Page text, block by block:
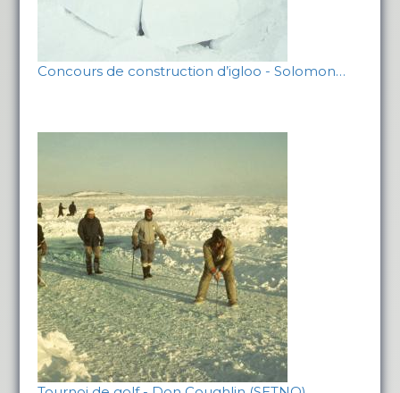
Concours de construction d’igloo - Solomon…